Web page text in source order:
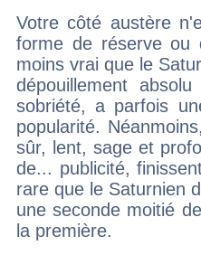
Votre côté austère
forme de réserve
moins vrai que le
dépouillement
sobriété, a parfois
popularité.
sûr, lent, sage et
de... publicité,
rare que le Saturnien
une seconde moitié
la première.